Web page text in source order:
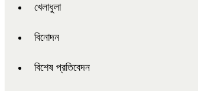
খেলাধুলা
বিনোদন
বিশেষ প্রতিবেদন